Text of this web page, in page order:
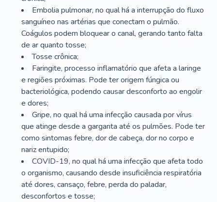
Embolia pulmonar, no qual há a interrupção do fluxo
sanguíneo nas artérias que conectam o pulmão.
Coágulos podem bloquear o canal, gerando tanto falta
de ar quanto tosse;
Tosse crônica;
Faringite, processo inflamatório que afeta a laringe
e regiões próximas. Pode ter origem fúngica ou
bacteriológica, podendo causar desconforto ao engolir
e dores;
Gripe, no qual há uma infecção causada por vírus
que atinge desde a garganta até os pulmões. Pode ter
como sintomas febre, dor de cabeça, dor no corpo e
nariz entupido;
COVID-19, no qual há uma infecção que afeta todo
o organismo, causando desde insuficiência respiratória
até dores, cansaço, febre, perda do paladar,
desconfortos e tosse;